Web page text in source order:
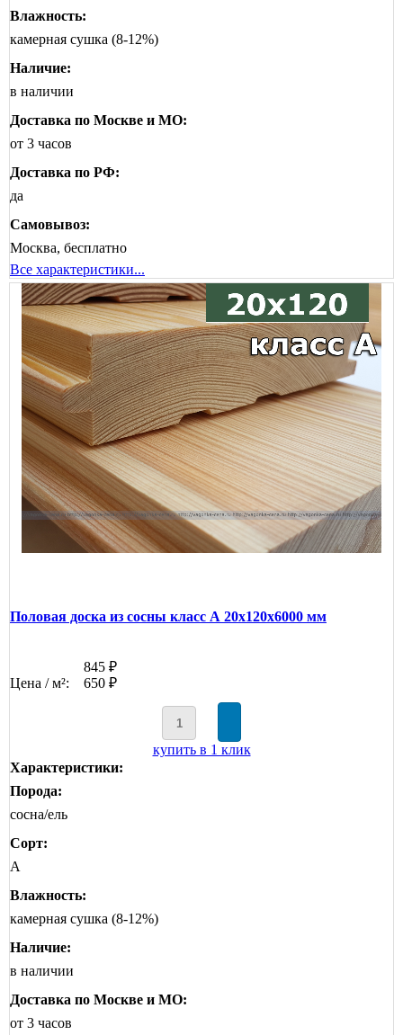
Влажность:
камерная сушка (8-12%)
Наличие:
в наличии
Доставка по Москве и МО:
от 3 часов
Доставка по РФ:
да
Самовывоз:
Москва, бесплатно
Все характеристики...
Половая доска из сосны класс А 20x120x6000 мм
845 ₽
Цена / м²:
650 ₽
купить в 1 клик
Характеристики:
Порода:
сосна/ель
Сорт:
А
Влажность:
камерная сушка (8-12%)
Наличие:
в наличии
Доставка по Москве и МО:
от 3 часов